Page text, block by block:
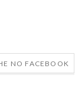
NO FACEBOOK